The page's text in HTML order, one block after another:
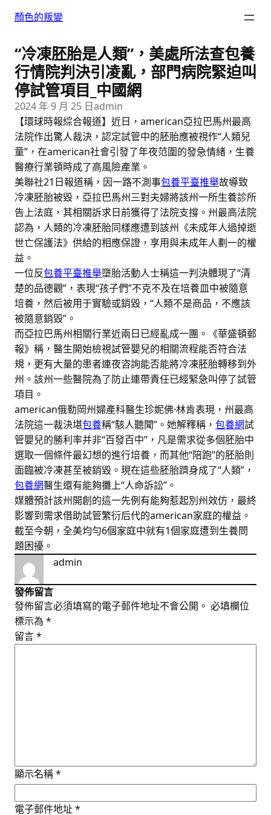
顏色的叛變
“冷凍胚胎是人類”，美處所法查包養
行情院判決引凌亂，部門病院緊迫叫
停試管項目_中國網
2024 年 9 月 25 日admin
【環球時報綜合報道】近日，american亞拉巴馬州最高
法院作出驚人裁決，認定試管中的胚胎應被視作“人類兒
童”，在american社會引發了年夜范圍的發急情緒，生養
醫療行業頓時成了高風險產業。
美聯社21日報道稱，因一路不測事包養平臺推舉故導致
冷凍胚胎被毀，亞拉巴馬州三對夫婦將該州一所生養診所
告上法庭，其相關訴求日前獲得了法院支撐。州最高法院
認為，人類的冷凍胚胎同樣應遭到該州《未成年人過掉逝
世亡保護法》供給的相應保證，享用與未成年人劃一的權
益。
一位反包養平臺推舉墮胎活動人士稱這一判決體現了“清
楚的品德觀”，表現“孩子們”不克不及在培養皿中被隨意
培養，然后被用于實驗或銷毀，“人類不是商品，不應該
被隨意銷毀”。
而亞拉巴馬州相關行業近兩日已經亂成一團。《華盛頓郵
報》稱，醫生開始檢視試管嬰兒的相關流程能否符合法
規，更有大量的患者連夜咨詢能否能將冷凍胚胎轉移到外
州。該州一些醫院為了防止連帶責任已經緊急叫停了試管
項目。
american俄勒岡州婦產科醫生珍妮佛·林肯表現，州最高
法院這一裁決堪包養稱“駭人聽聞”。她解釋稱， 包養網試
管嬰兒的勝利率并非“百發百中”，凡是需求從多個胚胎中
選取一個條件最幻想的進行培養，而其他“陪跑”的胚胎則
面臨被冷凍甚至被銷毀。現在這些胚胎躋身成了“人類”，
包養網醫生還有能夠攤上“人命訴訟”。
媒體預計該州開創的這一先例有能夠惹起別州效仿，最終
影響到需求借助試管繁衍后代的american家庭的權益。
截至今朝，全美均勻6個家庭中就有1個家庭遭到生養問
題困擾。
admin
發佈留言
發佈留言必須填寫的電子郵件地址不會公開。 必填欄位
標示為 *
留言*
顯示名稱*
電子郵件地址*